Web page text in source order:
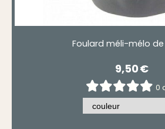
mélo de chats